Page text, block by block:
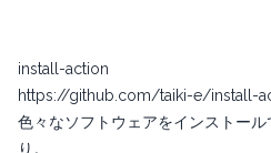
install-action
https://github.com/taiki-e/install-
色々なソフトウェアをインストー
り。